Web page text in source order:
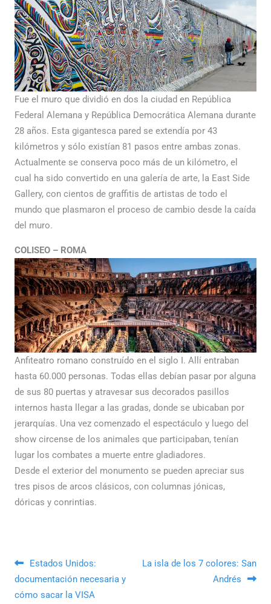
Fue el muro que dividió en dos la ciudad en República
Federal Alemana y República Democrática Alemana durante
28 años. Esta gigantesca pared se extendía por 43
kilómetros y sólo existían 81 pasos entre ambas zonas.
Actualmente se conserva poco más de un kilómetro, el
cual ha sido convertido en una galería de arte, la East Side
Gallery, con cientos de graffitis de artistas de todo el
mundo que plasmaron el proceso de cambio desde la caída
del muro.
COLISEO – ROMA
Anfiteatro romano construído en el siglo I. Allí entraban
hasta 60.000 personas. Todas ellas debían pasar por alguna
de sus 80 puertas y atravesar sus decorados pasillos
internos hasta llegar a las gradas, donde se ubicaban por
jerarquías. Una vez comenzado el espectáculo y luego del
show circense de los animales que participaban, tenían
lugar los combates a muerte entre gladiadores.
Desde el exterior del monumento se pueden apreciar sus
tres pisos de arcos clásicos, con columnas jónicas,
dóricas y conrintias.
Navegación de entradas
Estados Unidos:
documentación necesaria y
cómo sacar la VISA
La isla de los 7 colores: San
Andrés